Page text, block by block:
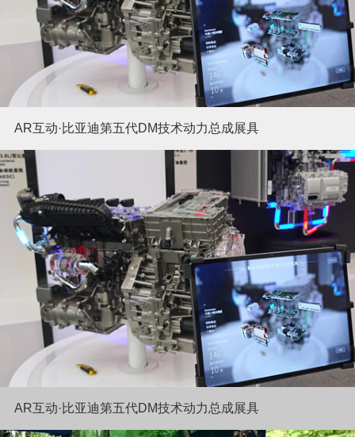
AR互动·比亚迪第五代DM技术动力总成展具
AR互动·比亚迪第五代DM技术动力总成展具